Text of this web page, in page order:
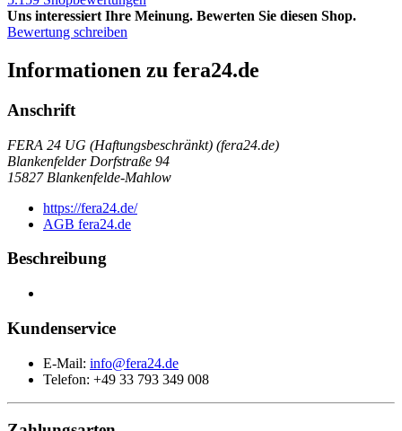
Uns interessiert Ihre Meinung. Bewerten Sie diesen Shop.
Bewertung schreiben
Informationen zu fera24.de
Anschrift
FERA 24 UG (Haftungsbeschränkt) (fera24.de)
Blankenfelder Dorfstraße 94
15827 Blankenfelde-Mahlow
https://fera24.de/
AGB fera24.de
Beschreibung
Kundenservice
E-Mail: info@fera24.de
Telefon: +49 33 793 349 008